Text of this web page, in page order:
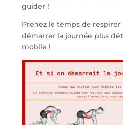
guider !
Prenez le temps de
démarrer la journée plus
mobile !